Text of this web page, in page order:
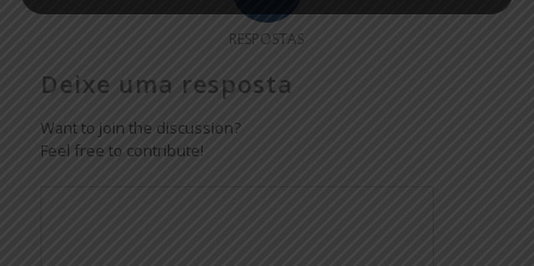
RESPOSTAS
Deixe uma resposta
Want to join the discussion?
Feel free to contribute!